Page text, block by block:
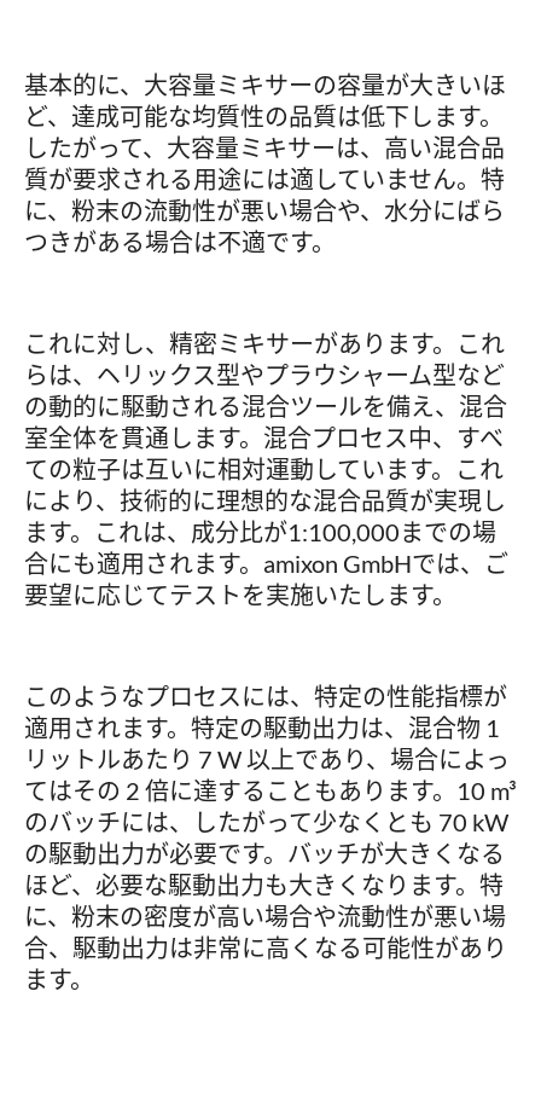
基本的に、大容量ミキサーの容量が大きいほ
ど、達成可能な均質性の品質は低下します。
したがって、大容量ミキサーは、高い混合品
質が要求される用途には適していません。特
に、粉末の流動性が悪い場合や、水分にばら
つきがある場合は不適です。
これに対し、精密ミキサーがあります。これ
らは、ヘリックス型やプラウシャーム型など
の動的に駆動される混合ツールを備え、混合
室全体を貫通します。混合プロセス中、すべ
ての粒子は互いに相対運動しています。これ
により、技術的に理想的な混合品質が実現し
ます。これは、成分比が1:100,000までの場
合にも適用されます。amixon GmbHでは、ご
要望に応じてテストを実施いたします。
このようなプロセスには、特定の性能指標が
適用されます。特定の駆動出力は、混合物 1
リットルあたり 7 W 以上であり、場合によっ
てはその 2 倍に達することもあります。10 m³
のバッチには、したがって少なくとも 70 kW
の駆動出力が必要です。バッチが大きくなる
ほど、必要な駆動出力も大きくなります。特
に、粉末の密度が高い場合や流動性が悪い場
合、駆動出力は非常に高くなる可能性があり
ます。